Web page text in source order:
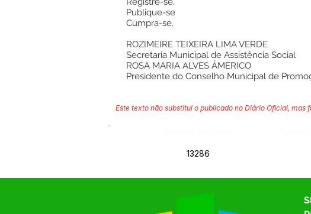
Publique-se
Cumpra-se.
ROZIMEIRE TEIXEIRA LIMA VERDE
Secretaria Municipal de Assistência Social
ROSA MARIA ALVES ÁMERICO
Presidente do Conselho Municipal de
Este texto não substitui o publicado no Diário Oficial,
13286